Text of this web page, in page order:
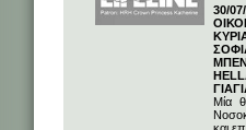
30/
Μία
και